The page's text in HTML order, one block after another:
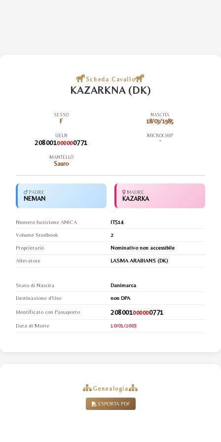
Scheda Cavallo
KAZARKNA (DK)
SESSO
F
NASCITA
18/03/1985
UELN
208001000000771
MICROCHIP
-
MANTELLO
Sauro
PADRE
NEMAN
MADRE
KAZARKA
Numero Iscrizione ANICA
IT514
Volume Studbook
2
Proprietario
Nominativo non accessibile
Allevatore
LASMA ARABIANS (DK)
Stato di Nascita
Danimarca
Destinazione d'Uso
non DPA
Identificato con Passaporto 208001000000771
Data di Morte 10/01/2003
Genealogia
ESPORTA PDF